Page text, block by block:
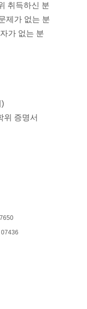
취득하신 분
제가 없는 분
가 없는 분
)
위 증명서